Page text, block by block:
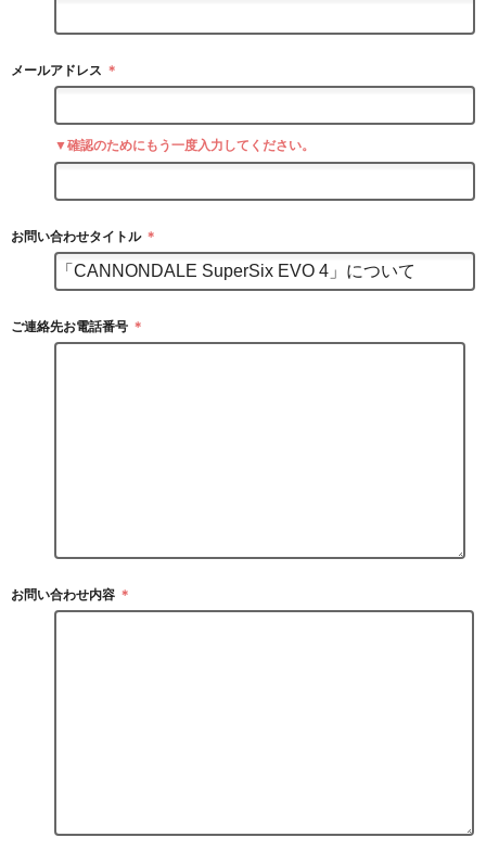
メールアドレス ＊
▼確認のためにもう一度入力してください。
お問い合わせタイトル ＊
ご連絡先お電話番号 ＊
お問い合わせ内容 ＊